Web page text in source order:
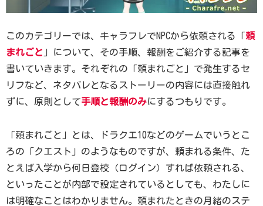
このカテゴリーでは、キャラフレでNPCから依頼される「頼
まれごと 」について、その手順、報酬をご紹介する記事を
書いていきます。それぞれの「頼まれごと」で発生するセ
リフなど、ネタバレとなるストーリーの内容には直接触れ
ずに、原則として手順と報酬のみにするつもりです。
「頼まれごと」とは、ドラクエ10などのゲームでいうとこ
ろの「クエスト」のようなものですが、頼まれる条件、た
とえば入学から何日登校（ログイン）すれば依頼される、
といったことが内部で設定されているとしても、わたしに
は明確なことはわかりません。頼まれたときの月緒のステ